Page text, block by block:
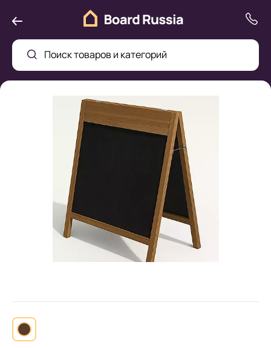
Поиск товаров и категорий